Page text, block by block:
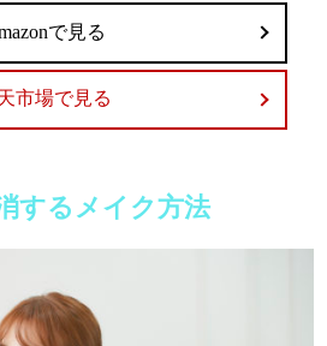
で見る
市場で見る
するメイク方法